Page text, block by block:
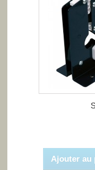
Ajouter au